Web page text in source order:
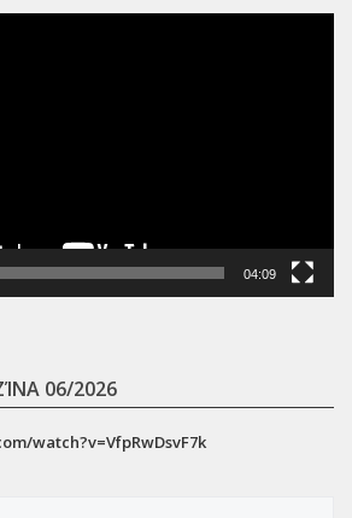
04:09
06/2026
watch?v=VfpRwDsvF7k